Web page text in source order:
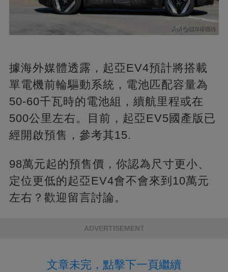
據海外媒體透露，起亞EV4預計將搭載
單電機前輪驅動系統，電池匹配容量為
50-60千瓦時的電池組，續航里程或在
500公里左右。目前，起亞EV5國產版已
經開啟預售，參考其15.
98萬元起的預售價，你認為尺寸更小、
定位更低的起亞EV4會不會來到10萬元
左右？歡迎留言討論。
ADVERTISEMENT
文章未完，點擊下一頁繼續